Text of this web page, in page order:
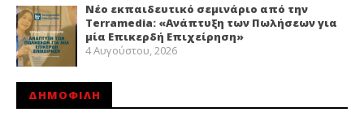
Νέο εκπαιδευτικό σεμινάριο από την
Terramedia: «Ανάπτυξη των Πωλήσεων για
μία Επικερδή Επιχείρηση»
4 Αυγούστου, 2026
ΔΗΜΟΦΙΛΗ